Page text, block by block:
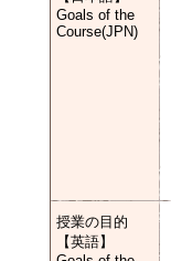
Goals of the
Course(JPN)
授業の目的
【英語】